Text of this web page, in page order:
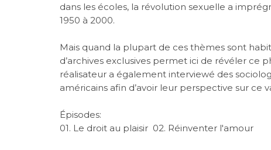
dans les écoles, la révolution sexuelle a
1950 à 2000.
Mais quand la plupart de ces thèmes sont
d’archives exclusives permet ici de révéler ce
réalisateur a également interviewé des
américains afin d’avoir leur perspective sur ce
Épisodes:
01. Le droit au plaisir 02. Réinventer l'amour